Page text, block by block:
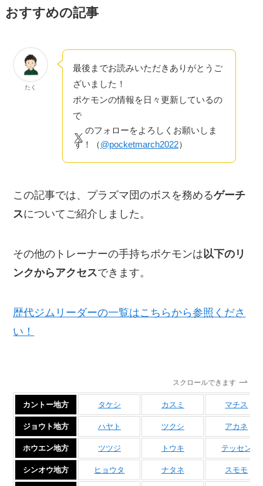
おすすめの記事
たく
最後までお読みいただきありがとうご
ざいました！
ポケモンの情報を日々更新しているの
で
のフォローをよろしくお願いしま
す！（@pocketmarch2022）
この記事では、プラズマ団のボスを務めるゲーチ
スについてご紹介しました。
その他のトレーナーの手持ちポケモンは以下のリ
ンクからアクセスできます。
歴代ジムリーダーの一覧はこちらから参照くださ
い！
スクロールできます
カントー地方 タケシ カスミ マチス
ジョウト地方 ハヤト ツクシ アカネ
ホウエン地方 ツツジ トウキ テッセン
シンオウ地方 ヒョウタ ナタネ スモモ